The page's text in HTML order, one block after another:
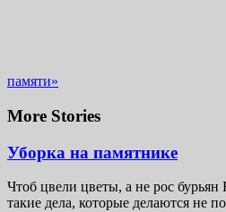
памяти»
More Stories
Уборка на памятнике
Чтоб цвели цветы, а не рос бурьян
такие дела, которые делаются не